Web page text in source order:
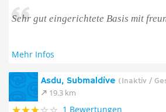
Sehr gut eingerichtete Basis mit
Mehr Infos
Asdu, Submaldive (Inaktiv /
19.3 km
1 Bewertungen